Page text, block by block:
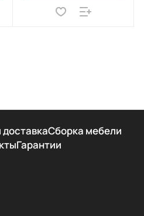
Сборка мебели
Гарантии